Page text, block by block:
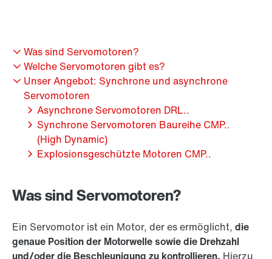
Was sind Servomotoren?
Welche Servomotoren gibt es?
Unser Angebot: Synchrone und asynchrone
Servomotoren
Asynchrone Servomotoren DRL..
Synchrone Servomotoren Baureihe CMP..
(High Dynamic)
Explosionsgeschützte Motoren CMP..
Was sind Servomotoren?
Ein Servomotor ist ein Motor, der es ermöglicht, die
genaue Position der Motorwelle sowie die Drehzahl